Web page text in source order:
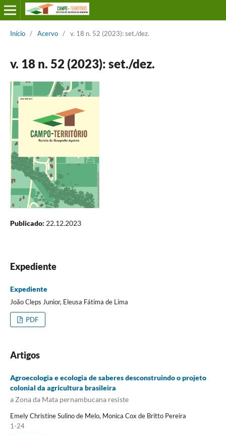
Início / Acervo / v. 18 n. 52 (2023): set./dez.
v. 18 n. 52 (2023): set./dez.
Publicado: 22.12.2023
Expediente
Expediente
João Cleps Junior, Eleusa Fátima de Lima
PDF
Artigos
Agroecologia e ecologia de saberes desconstruindo o projeto
colonial da agricultura brasileira
a Zona da Mata pernambucana resiste
Emely Christine Sulino de Melo, Monica Cox de Britto Pereira
1-24